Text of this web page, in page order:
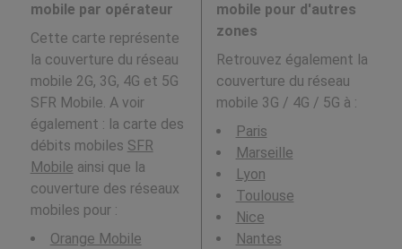
mobile par opérateur
Cette carte représente
la couverture du réseau
mobile 2G, 3G, 4G et 5G
SFR Mobile. A voir
également : la carte des
débits mobiles SFR
Mobile ainsi que la
couverture des réseaux
mobiles pour :
Orange Mobile
mobile pour d'autres
zones
Retrouvez également la
couverture du réseau
mobile 3G / 4G / 5G à :
Paris
Marseille
Lyon
Toulouse
Nice
Nantes